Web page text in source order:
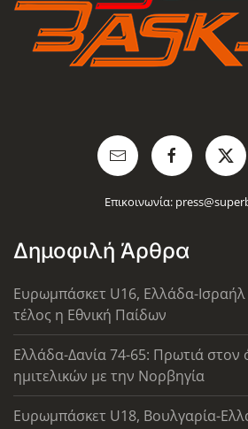
Επικοινωνία:
Δημοφιλή Άρθρα
Ευρωμπάσκετ U16, Ελλάδα-Ισραήλ
τέλος η Εθνική Παίδων
Ελλάδα-Δανία 74-65: Πρωτιά στον
ημιτελικών με την Νορβηγία
Ευρωμπάσκετ U18, Βουλγαρία-